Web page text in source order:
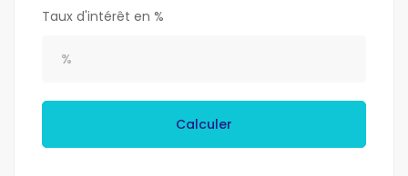
Taux d'intérêt en %
Calculer